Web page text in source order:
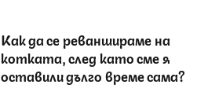
Как да се реваншираме на
котката, след като сме я
оставили дълго време сама?